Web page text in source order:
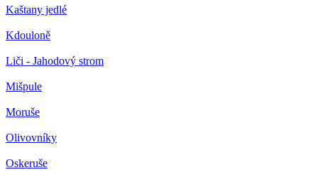
Kaštany jedlé
Kdouloně
Liči - Jahodový strom
Mišpule
Moruše
Olivovníky
Oskeruše